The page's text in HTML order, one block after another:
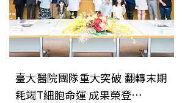
臺大醫院團隊重大突破 翻轉末期
耗竭T細胞命運 成果榮登